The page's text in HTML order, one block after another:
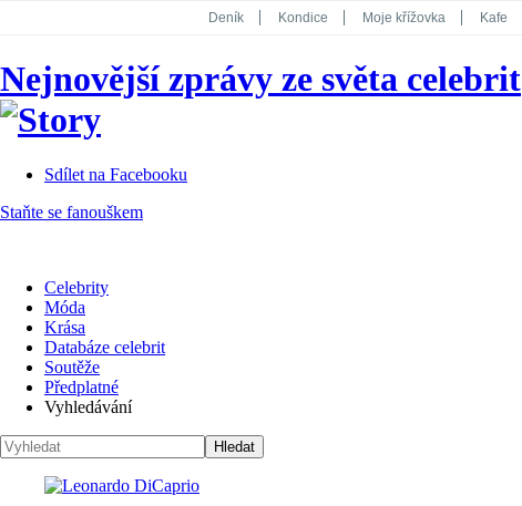
Deník Kondice Moje křížovka Kafe
Koktejl
Nejnovější zprávy ze světa celebrit
Sdílet na Facebooku
Staňte se fanouškem
Celebrity
Móda
Krása
Databáze celebrit
Soutěže
Předplatné
Vyhledávání